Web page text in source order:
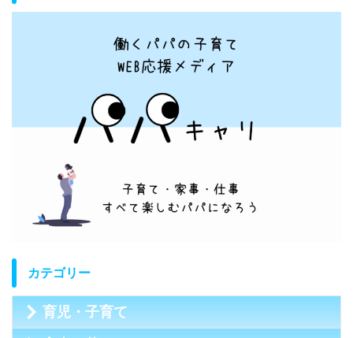
カテゴリー
育児・子育て